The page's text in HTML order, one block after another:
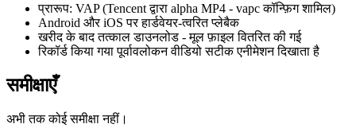
प्रारूप: VAP (Tencent द्वारा alpha MP4 - vapc कॉन्फ़िग शामिल)
Android और iOS पर हार्डवेयर-त्वरित प्लेबैक
खरीद के बाद तत्काल डाउनलोड - मूल फ़ाइल वितरित की गई
रिकॉर्ड किया गया पूर्वावलोकन वीडियो सटीक एनीमेशन दिखाता है
समीक्षाएँ
अभी तक कोई समीक्षा नहीं।